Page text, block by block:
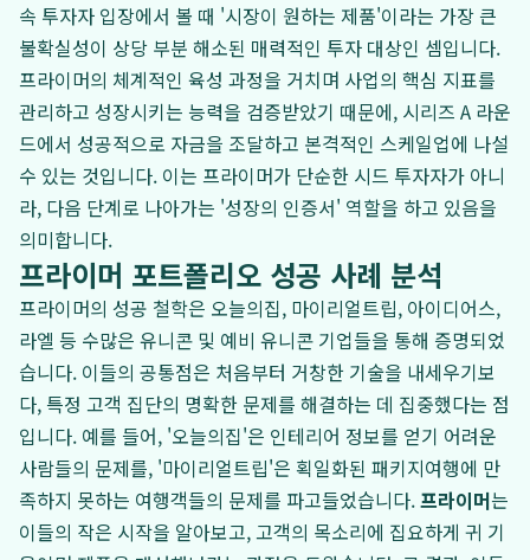
속 투자자 입장에서 볼 때 '시장이 원하는 제품'이라는 가장 큰
불확실성이 상당 부분 해소된 매력적인 투자 대상인 셈입니다.
프라이머의 체계적인 육성 과정을 거치며 사업의 핵심 지표를
관리하고 성장시키는 능력을 검증받았기 때문에, 시리즈 A 라운
드에서 성공적으로 자금을 조달하고 본격적인 스케일업에 나설
수 있는 것입니다. 이는 프라이머가 단순한 시드 투자자가 아니
라, 다음 단계로 나아가는 '성장의 인증서' 역할을 하고 있음을
의미합니다.
프라이머 포트폴리오 성공 사례 분석
프라이머의 성공 철학은 오늘의집, 마이리얼트립, 아이디어스,
라엘 등 수많은 유니콘 및 예비 유니콘 기업들을 통해 증명되었
습니다. 이들의 공통점은 처음부터 거창한 기술을 내세우기보
다, 특정 고객 집단의 명확한 문제를 해결하는 데 집중했다는 점
입니다. 예를 들어, '오늘의집'은 인테리어 정보를 얻기 어려운
사람들의 문제를, '마이리얼트립'은 획일화된 패키지여행에 만
족하지 못하는 여행객들의 문제를 파고들었습니다.프라이머는
이들의 작은 시작을 알아보고, 고객의 목소리에 집요하게 귀 기